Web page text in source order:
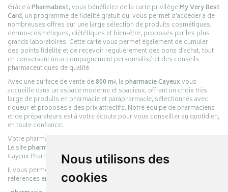
Nous utilisons des
cookies
Grâce àPharmabest, vous bénéficiez de la carte privilègeMy Very Best
Card, un programme de fidélité gratuit qui vous permet d’accéder à de
nombreuses offres sur une large sélection de produits cosmétiques,
dermo-cosmétiques, diététiques et bien-être, proposés par les plus
grands laboratoires. Cette carte vous permet également de cumuler
des points fidélité et de recevoir régulièrement des bons d’achat, tout
en conservant un accompagnement personnalisé et des conseils
pharmaceutiques de qualité.
Avec une surface de vente de800 m², lapharmacie Cayeuxvous
accueille dans un espace moderne et spacieux, offrant un choix très
large de produits en pharmacie et parapharmacie, sélectionnés avec
rigueur et proposés à des prix attractifs. Notre équipe de pharmaciens
et de préparateurs est à votre écoute pour vous conseiller au quotidien,
en toute confiance.
Votre pharmacie en ligne :
Le sitepharmacie-cayeux.fr
Cayeux Pharmabest Berck-sur-Mer – Rang-du-Fliers.
Il vous permet de réaliser vos achats en ligne parmi des milliers de
références en :